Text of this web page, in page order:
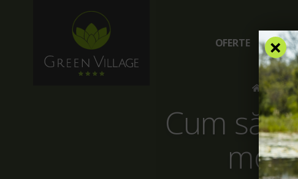
OFERTE
/ Blog
Cum să
mod
×